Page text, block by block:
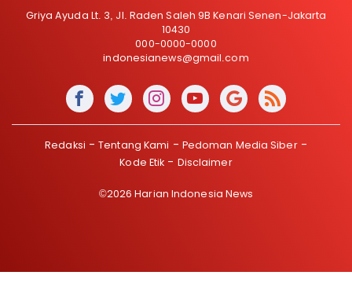
Griya Ayuda Lt. 3, Jl. Raden Saleh 9B Kenari Senen-Jakarta
10430
000-0000-0000
indonesianews@gmail.com
Redaksi Tentang Kami
Pedoman Media Siber
Kode Etik
Disclaimer
©2026 Harian Indonesia News